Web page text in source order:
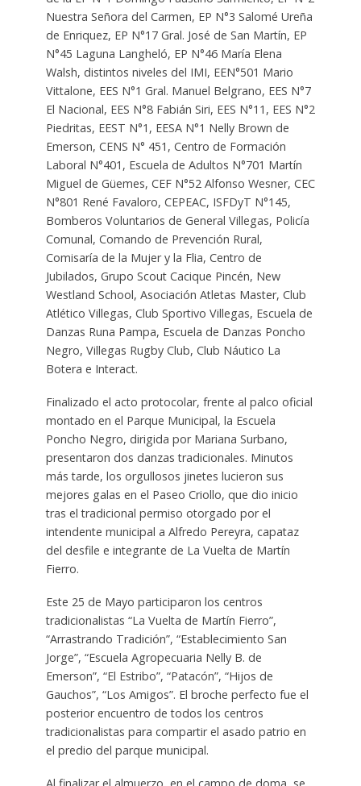
Nuestra Señora del Carmen, EP N°3 Salomé Ureña
de Enriquez, EP N°17 Gral. José de San Martín, EP
N°45 Laguna Langheló, EP N°46 María Elena
Walsh, distintos niveles del IMI, EEN°501 Mario
Vittalone, EES N°1 Gral. Manuel Belgrano, EES N°7
El Nacional, EES N°8 Fabián Siri, EES N°11, EES N°2
Piedritas, EEST N°1, EESA N°1 Nelly Brown de
Emerson, CENS N° 451, Centro de Formación
Laboral N°401, Escuela de Adultos N°701 Martín
Miguel de Güemes, CEF N°52 Alfonso Wesner, CEC
N°801 René Favaloro, CEPEAC, ISFDyT N°145,
Bomberos Voluntarios de General Villegas, Policía
Comunal, Comando de Prevención Rural,
Comisaría de la Mujer y la Flia, Centro de
Jubilados, Grupo Scout Cacique Pincén, New
Westland School, Asociación Atletas Master, Club
Atlético Villegas, Club Sportivo Villegas, Escuela de
Danzas Runa Pampa, Escuela de Danzas Poncho
Negro, Villegas Rugby Club, Club Náutico La
Botera e Interact.
Finalizado el acto protocolar, frente al palco oficial
montado en el Parque Municipal, la Escuela
Poncho Negro, dirigida por Mariana Surbano,
presentaron dos danzas tradicionales. Minutos
más tarde, los orgullosos jinetes lucieron sus
mejores galas en el Paseo Criollo, que dio inicio
tras el tradicional permiso otorgado por el
intendente municipal a Alfredo Pereyra, capataz
del desfile e integrante de La Vuelta de Martín
Fierro.
Este 25 de Mayo participaron los centros
tradicionalistas “La Vuelta de Martín Fierro”,
“Arrastrando Tradición”, “Establecimiento San
Jorge”, “Escuela Agropecuaria Nelly B. de
Emerson”, “El Estribo”, “Patacón”, “Hijos de
Gauchos”, “Los Amigos”. El broche perfecto fue el
posterior encuentro de todos los centros
tradicionalistas para compartir el asado patrio en
el predio del parque municipal.